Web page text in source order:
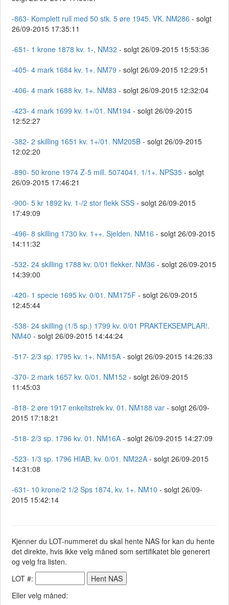
-863- Komplett rull med 50 stk. 5 øre 1945. VK. NM286 - solgt
26/09-2015 17:35:11
-651- 1 krone 1878 kv. 1-, NM32 - solgt 26/09-2015 15:53:36
-405- 4 mark 1684 kv. 1+. NM79 - solgt 26/09-2015 12:29:51
-406- 4 mark 1688 kv. 1+. NM83 - solgt 26/09-2015 12:32:04
-423- 4 mark 1699 kv. 1+/01. NM194 - solgt 26/09-2015
12:52:27
-382- 2 skilling 1651 kv. 1+/01. NM205B - solgt 26/09-2015
12:02:20
-890- 50 krone 1974 Z-5 mill. 5074041. 1/1+. NPS35 - solgt
26/09-2015 17:46:21
-900- 5 kr 1892 kv. 1-/2 stor flekk SSS - solgt 26/09-2015
17:49:09
-496- 8 skilling 1730 kv. 1++. Sjelden. NM16 - solgt 26/09-2015
14:11:32
-532- 24 skilling 1788 kv. 0/01 flekker. NM36 - solgt 26/09-2015
14:39:00
-420- 1 specie 1695 kv. 0/01. NM175F - solgt 26/09-2015
12:45:44
-538- 24 skilling (1/5 sp.) 1799 kv. 0/01 PRAKTEKSEMPLAR!.
NM40 - solgt 26/09-2015 14:44:24
-517- 2/3 sp. 1795 kv. 1+. NM15A - solgt 26/09-2015 14:26:33
-370- 2 mark 1657 kv. 0/01. NM152 - solgt 26/09-2015
11:45:03
-818- 2 øre 1917 enkeltstrek kv. 01. NM188 var - solgt 26/09-
2015 17:18:21
-518- 2/3 sp. 1796 kv. 01. NM16A - solgt 26/09-2015 14:27:09
-523- 1/3 sp. 1796 HIAB, kv. 0/01. NM22A - solgt 26/09-2015
14:31:08
-631- 10 krone/2 1/2 Sps 1874, kv. 1+. NM10 - solgt 26/09-
2015 15:42:14
Kjenner du LOT-nummeret du skal hente NAS for kan du hente
det direkte, hvis ikke velg måned som sertifikatet ble generert
og velg fra listen.
LOT #:
Eller velg måned: